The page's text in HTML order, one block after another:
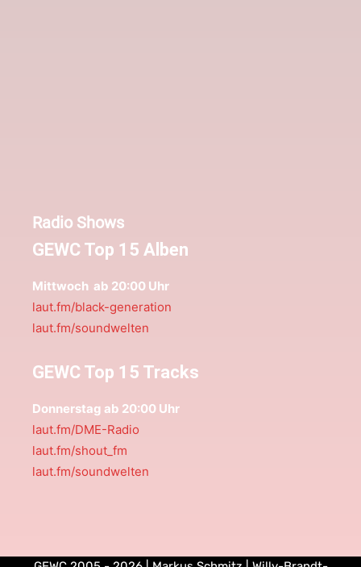
Radio Shows
GEWC Top 15 Alben
Mittwoch ab 20:00 Uhr
laut.fm/black-generation
laut.fm/soundwelten
GEWC Top 15 Tracks
Donnerstag ab 20:00 Uhr
laut.fm/DME-Radio
laut.fm/shout_fm
laut.fm/soundwelten